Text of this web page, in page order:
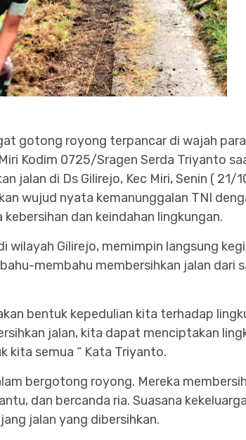
gotong royong terpancar di wajah
Kodim 0725/Sragen Serda Triyanto
jalan di Ds Gilirejo, Kec Miri, Senin ( 21/
wujud nyata kemanunggalan TNI
dan keindahan lingkungan.
wilayah Gilirejo, memimpin langsung
membahu membersihkan jalan dari
bentuk kepedulian kita terhadap
jalan, kita dapat menciptakan
kita semua “ Kata Triyanto.
bergotong royong. Mereka
dan bercanda ria. Suasana
jalan yang dibersihkan.